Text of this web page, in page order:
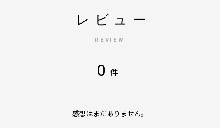
レビュー
REVIEW
0 件
感想はまだありません。